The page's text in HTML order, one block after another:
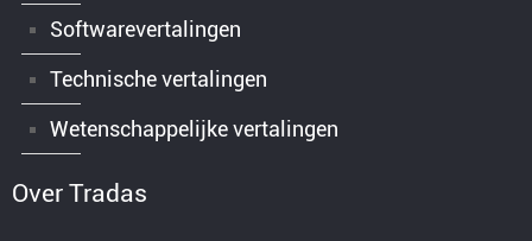
Softwarevertalingen
Technische vertalingen
Wetenschappelijke vertalingen
Over Tradas